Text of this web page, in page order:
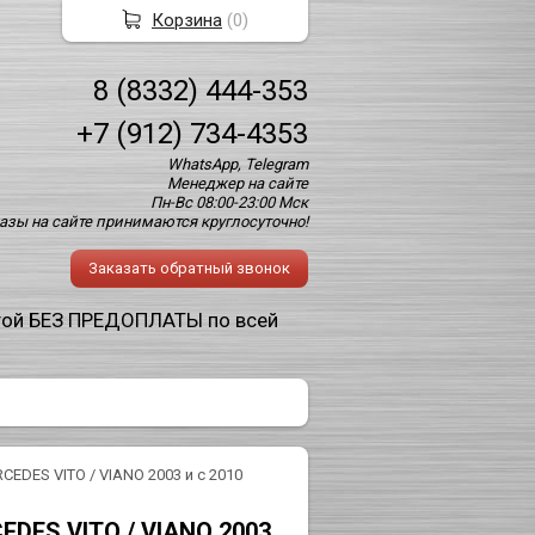
8 (8332) 444-353
+7 (912) 734-4353
WhatsApp, Telegram
Менеджер на сайте
Пн-Вс 08:00-23:00 Мск
на сайте принимаются круглосуточно!
Заказать обратный звонок
БЕЗ ПРЕДОПЛАТЫ по всей
VITO / VIANO 2003 и с 2010
Корзина (0)